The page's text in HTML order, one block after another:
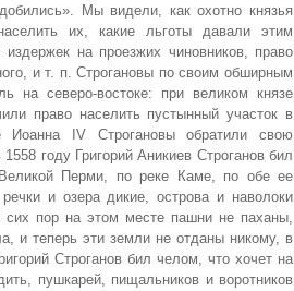
Мы видели, как охотно князья
их, какие льготы давали этим
на проезжих чиновников, право
и т. п. Строгановы по своим обширным
на северо-востоке: при великом князе
право населить пустынный участок в
Иоанна IV Строгановы обратили свою
году Григорий Аникиев Строганов бил
Перми, по реке Каме, по обе ее
и озера дикие, острова и наволоки
сих пор на этом месте пашни не паханы,
и теперь эти земли не отданы никому, в
Строганов бил челом, что хочет на
пушкарей, пищальников и воротников